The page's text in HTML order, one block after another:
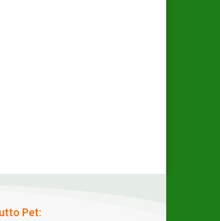
Pet: